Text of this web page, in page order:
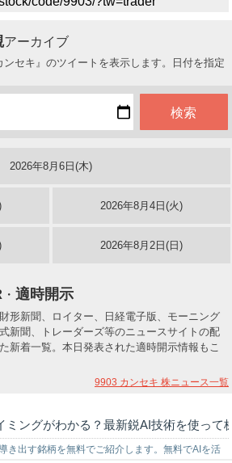
アーカイブ
セキ』のツイートを表示します。日付を指定
2026年8月6日(木)
2026年8月4日(火)
2026年8月2日(日)
・ 適時開示
形新聞、ロイター、日経電子版、モーニング
新聞、トレーダーズ等のニュースサイトの配
新着一覧。本日発表された適時開示情報もこ
9903 カンセキ 株ニュース一覧
ミングがわかる？最新鋭AI技術を使って
き出す銘柄を無料でご紹介します。無料でAIを活